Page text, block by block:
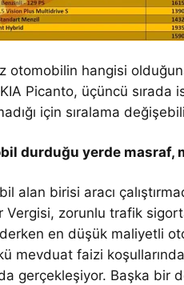
otomobilin hangisi
Picanto, üçüncü sırada
için sıralama
durduğu yerde masraf,
alan birisi aracı
Vergisi, zorunlu trafik
en düşük maliyetli
mevduat faizi
gerçekleşiyor. Başka bir